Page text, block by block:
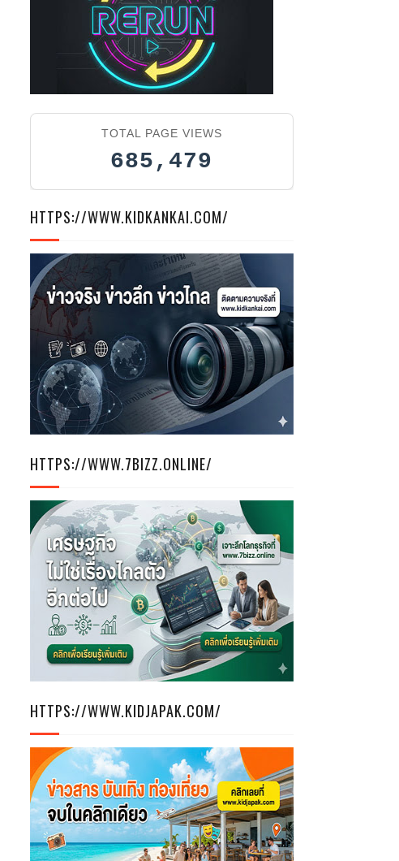
TOTAL PAGE VIEWS
685,479
HTTPS://WWW.KIDKANKAI.COM/
HTTPS://WWW.7BIZZ.ONLINE/
HTTPS://WWW.KIDJAPAK.COM/